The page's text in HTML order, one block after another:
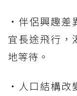
・伴侶興趣
宜長途飛行，
地等待。
・人口結構